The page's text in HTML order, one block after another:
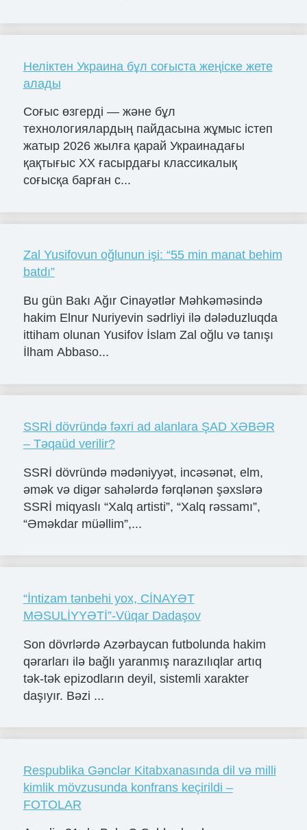
Неліктен Украина бұл соғыста жеңіске жете
алады
Соғыс өзгерді — және бұл
технологиялардың пайдасына жұмыс істеп
жатыр 2026 жылға қарай Украинадағы
қақтығыс ХХ ғасырдағы классикалық
соғысқа барған с...
Zal Yusifovun oğlunun işi: “55 min manat behim
batdı”
Bu gün Bakı Ağır Cinayətlər Məhkəməsində
hakim Elnur Nuriyevin sədrliyi ilə dələduzluqda
ittiham olunan Yusifov İslam Zal oğlu və tanışı
İlham Abbaso...
SSRİ dövründə fəxri ad alanlara ŞAD XƏBƏR
– Təqaüd verilir?
SSRİ dövründə mədəniyyət, incəsənət, elm,
əmək və digər sahələrdə fərqlənən şəxslərə
SSRİ miqyaslı “Xalq artisti”, “Xalq rəssamı”,
“Əməkdar müəllim”,...
“İntizam tənbehi yox, CİNAYƏT
MƏSULİYYƏTİ”-Vüqar Dadaşov
Son dövrlərdə Azərbaycan futbolunda hakim
qərarları ilə bağlı yaranmış narazılıqlar artıq
tək-tək epizodların deyil, sistemli xarakter
daşıyır. Bəzi ...
Respublika Gənclər Kitabxanasında dil və milli
kimlik mövzusunda konfrans keçirildi –
FOTOLAR